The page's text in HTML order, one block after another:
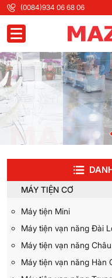
(0084)934 06 68 06
Toggle navigation
MÁY TIỆN CƠ
Máy tiện Mini
Máy tiện vạn năng Đài
Máy tiện vạn năng
Máy tiện vạn năng Hàn